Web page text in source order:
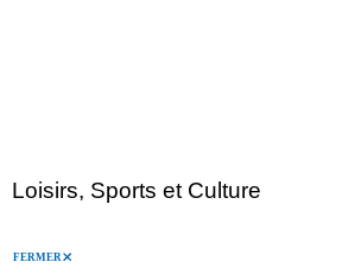
Loisirs, Sports et Culture
FERMER